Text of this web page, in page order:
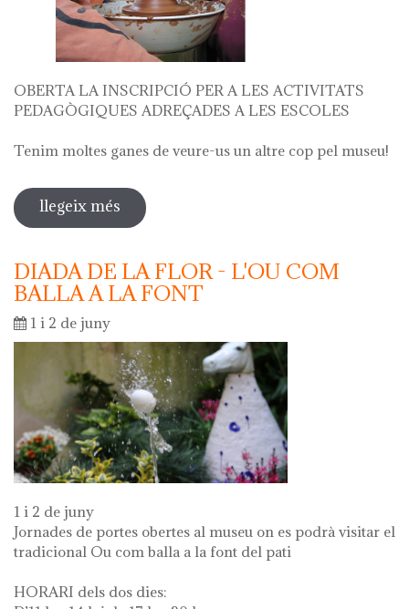
OBERTA LA INSCRIPCIÓ PER A LES ACTIVITATS
PEDAGÒGIQUES ADREÇADES A LES ESCOLES
Tenim moltes ganes de veure-us un altre cop pel museu!
llegeix més sobre oberta la inscripció per a les
activitats escolars curs 2024 - 2025
DIADA DE LA FLOR - L'OU COM
BALLA A LA FONT
1 i 2 de juny
1 i 2 de juny
Jornades de portes obertes al museu on es podrà visitar el
tradicional Ou com balla a la font del pati
HORARI dels dos dies: